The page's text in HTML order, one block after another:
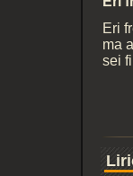
Eri
ma
sei